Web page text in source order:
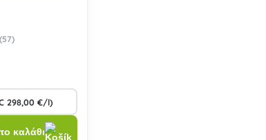
(57)
καλάθι